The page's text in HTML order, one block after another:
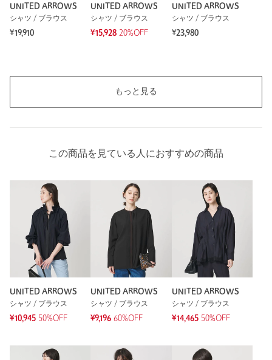
UNITED ARROWS
シャツ / ブラウス
¥19,910
UNITED ARROWS
シャツ / ブラウス
¥15,928 20%OFF
UNITED ARROWS
シャツ / ブラウス
¥23,980
もっと見る
この商品を見ている人におすすめの商品
UNITED ARROWS
シャツ / ブラウス
¥10,945 50%OFF
UNITED ARROWS
シャツ / ブラウス
¥9,196 60%OFF
UNITED ARROWS
シャツ / ブラウス
¥14,465 50%OFF